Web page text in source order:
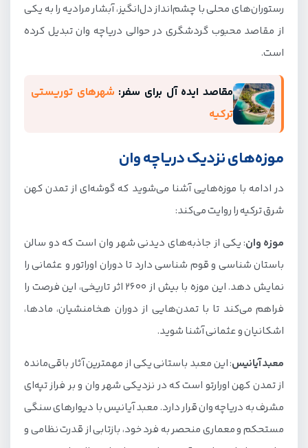
رستوران‌های محلی با چشم‌انداز دل‌انگیز، آبشار مرادیه را به یکی
از مقاصد محبوب گردشگری در حوالی دریاچه وان تبدیل کرده
است.
مقاصد ایده آل برای سفر: شهرهای توریستی
ترکیه
موزه‌های نزدیک دریاچه وان
در ادامه با موزه‌هایی آشنا می‌شوید که گوشه‌ای از تمدن کهن
شرق ترکیه را روایت می‌کند:
موزه وان: یکی از جاذبه‌های دیدنی شهر وان است که دو سالن
باستان شناسی و قوم شناسی دارد تا دوران اوراتور و عثمانی را
نمایش دهد. این موزه با بیش از 2600 اثر تاریخی، این فرصت را
فراهم می‌کند تا با تمدن‌هایی از دوران هخامنشیان، مادها،
اشکانیان و عثمانی آشنا شوید.
معبد آیانیس: این معبد باستانی یکی از مهمترین آثار باقی‌مانده
از تمدن کهن اورارتو است که در نزدیکی شهر وان و بر فراز تپه‌ای
مشرف به دریاچه وان قرار دارد. معبد آیانیس با دیوارهای سنگی
مستحکم و معماری منحصر به فرد خود، بازتابی از قدرت نظامی و